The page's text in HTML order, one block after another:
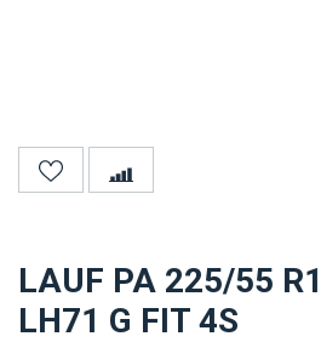
LAUF PA 225/55
LH71 G FIT 4S